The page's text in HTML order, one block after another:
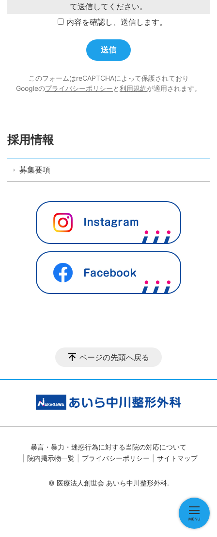
て送信してください。
内容を確認し、送信します。
このフォームはreCAPTCHAによって保護されており
Googleのプライバシーポリシーと利用規約が適用されます。
採用情報
募集要項
ページの先頭へ戻る
暴言・暴力・迷惑行為に対する当院の対応について
院内掲示物一覧
プライバシーポリシー サイトマップ
© 医療法人創世会 あいら中川整形外科.